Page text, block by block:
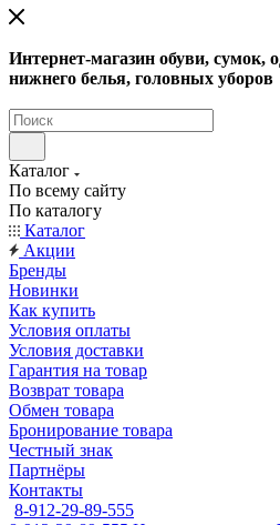
Интернет-магазин обуви, сумок,
нижнего белья, головных уборов
Каталог
По всему сайту
По каталогу
Каталог
Акции
Бренды
Новинки
Как купить
Условия оплаты
Условия доставки
Гарантия на товар
Возврат товара
Обмен товара
Бронирование товара
Честный знак
Партнёры
Контакты
8-912-29-89-555